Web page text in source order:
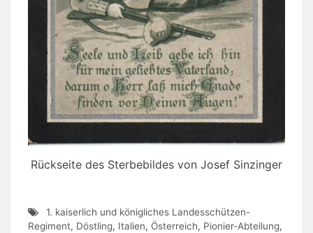
Rückseite des Sterbebildes von Josef Sinzinger
1. kaiserlich und königliches Landesschützen-
Regiment, Döstling, Italien, Österreich, Pionier-Abteilung,